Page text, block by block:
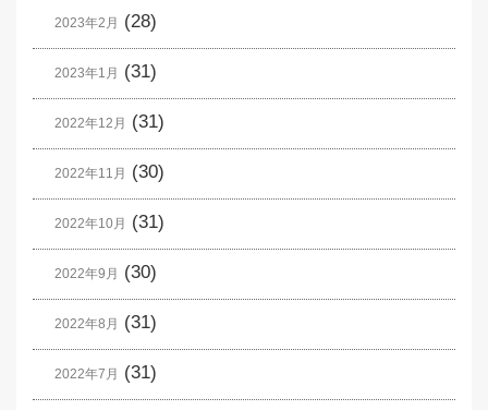
2023年2月 (28)
2023年1月 (31)
2022年12月 (31)
2022年11月 (30)
2022年10月 (31)
2022年9月 (30)
2022年8月 (31)
2022年7月 (31)